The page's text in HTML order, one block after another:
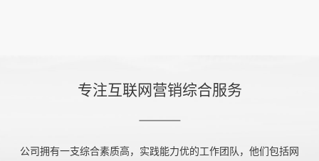
专注互联网营销综合服务
公司拥有一支综合素质高，实践能力优的工作团队，他们包括网